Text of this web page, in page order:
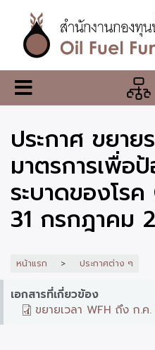
เนื้อหา
หลักสำนักงาน
กองทุน
น้ำมัน
เชื้อ
เพลิง
ประกาศ ขยาย
มาตรการเพื่อ
ระบาดของโร
31 กรกฎาคม
หน้าแรก ประกาศต่าง ๆ
เอกสารที่เกี่ยวข้อง
ขยายเวลา WFH ถึง ก.ค